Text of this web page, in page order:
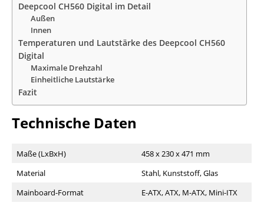
Deepcool CH560 Digital im Detail
Außen
Innen
Temperaturen und Lautstärke des Deepcool CH560
Digital
Maximale Drehzahl
Einheitliche Lautstärke
Fazit
Technische Daten
Maße (LxBxH)
458 x 230 x 471 mm
Material
Stahl, Kunststoff, Glas
Mainboard-Format
E-ATX, ATX, M-ATX, Mini-ITX